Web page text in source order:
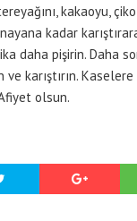
kakaoyu,
kadar
daha pişirin. Daha
karıştırın.
olsun.